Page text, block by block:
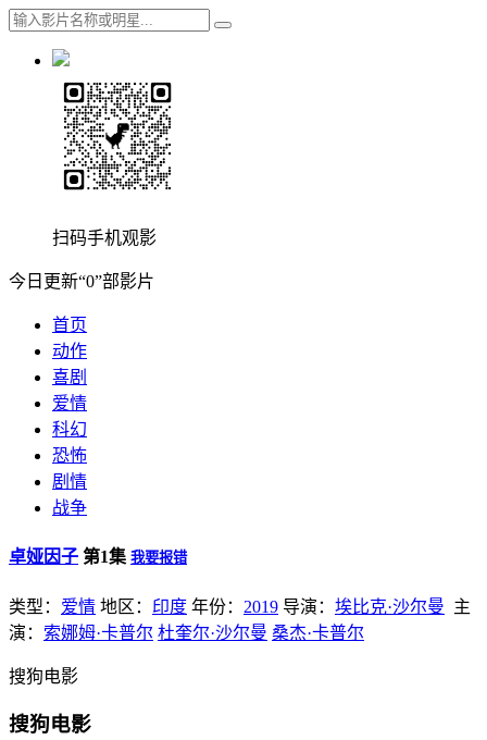
扫码手机观影
今日更新“0”部影片
首页
动作
喜剧
爱情
科幻
恐怖
剧情
战争
卓娅因子 第1集 我要报错
类型： 爱情 地区： 印度 年份： 2019 导演： 埃比克·沙尔曼 主
演： 索娜姆·卡普尔 杜奎尔·沙尔曼 桑杰·卡普尔
搜狗电影
搜狗电影